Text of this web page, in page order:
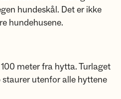
hundeskål. Det er ikke
hundehusene.
meter fra hytta. Turlaget
utenfor alle hyttene